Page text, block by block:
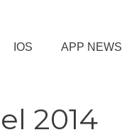
IOS APP NEWS
2014